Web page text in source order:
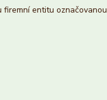
firemní entitu označovanou